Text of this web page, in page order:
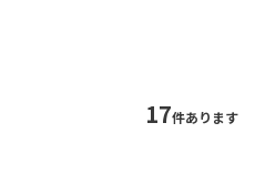
17件あります